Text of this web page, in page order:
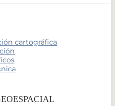
cartográfica